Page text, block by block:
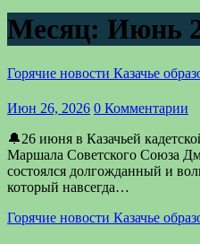
Месяц: Июнь
Горячие новости Казачье
Июн 26, 2026 0 Комментарии
🔔26 июня в Казачьей
Маршала Советского Союза
состоялся долгожданный и
который навсегда…
Горячие новости Казачье